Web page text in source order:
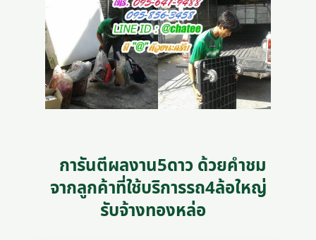
การันตีผลงาน5ดาว ด้วยคำชม
จากลูกค้าที่ใช้บริการรถ4ล้อใหญ่
รับจ้างทองหล่อ